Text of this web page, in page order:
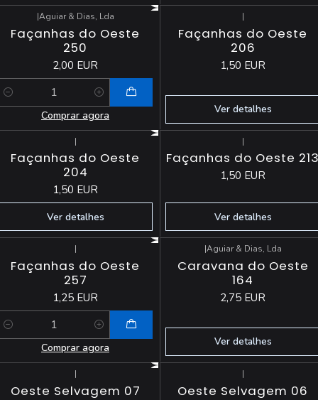
|Aguiar & Dias, Lda
Façanhas do Oeste
250
2,00 EUR
Comprar agora
|
Façanhas do Oeste
206
1,50 EUR
Ver detalhes
|
Façanhas do Oeste
204
1,50 EUR
Ver detalhes
|
Façanhas do Oeste
1,50 EUR
Ver detalhes
|
Façanhas do Oeste
257
1,25 EUR
Comprar agora
Esgotado
|Aguiar & Dias, Lda
Caravana do Oeste
164
2,75 EUR
Ver detalhes
|
Oeste Selvagem 07
|
Oeste Selvagem 06